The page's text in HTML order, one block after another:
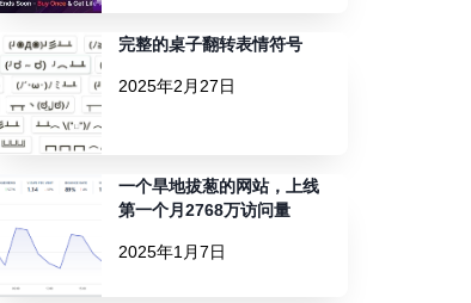
完整的桌子翻转表情符号
2025年2月27日
一个旱地拔葱的网站，上线
第一个月2768万访问量
2025年1月7日